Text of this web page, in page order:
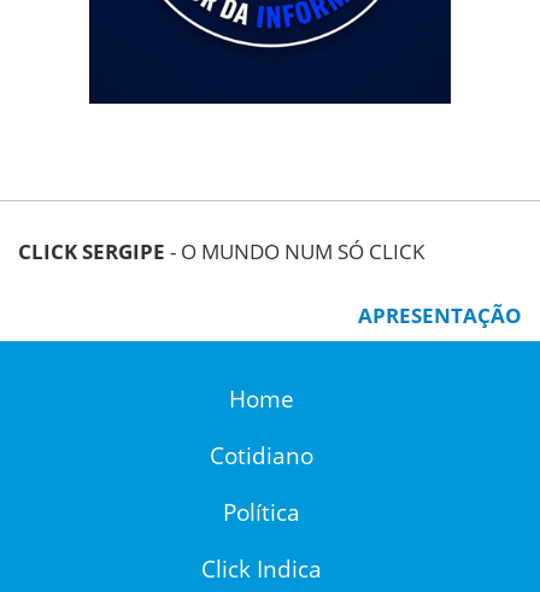
CLICK SERGIPE - O MUNDO NUM SÓ CLICK
APRESENTAÇÃO
Home
Cotidiano
Política
Click Indica